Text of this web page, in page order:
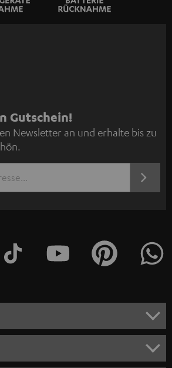
Gutschein!
Newsletter an und erhalte bis zu
JETZT